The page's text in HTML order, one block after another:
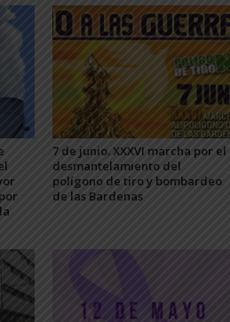
7 de junio. XXXVI marcha por el
desmantelamiento del
polígono de tiro y bombardeo
de las Bardenas